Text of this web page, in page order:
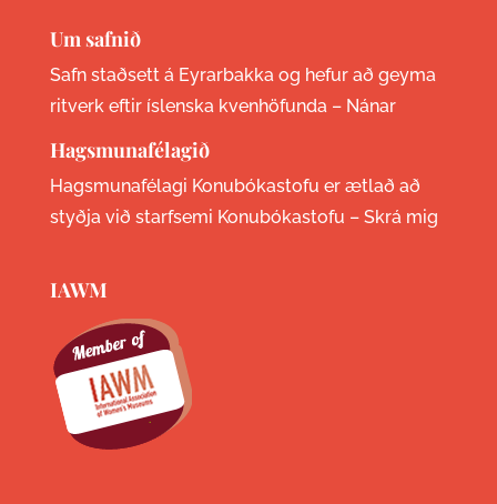
Um safnið
Safn staðsett á Eyrarbakka og hefur að geyma
ritverk eftir íslenska kvenhöfunda – Nánar
Hagsmunafélagið
Hagsmunafélagi Konubókastofu er ætlað að
styðja við starfsemi Konubókastofu – Skrá mig
IAWM